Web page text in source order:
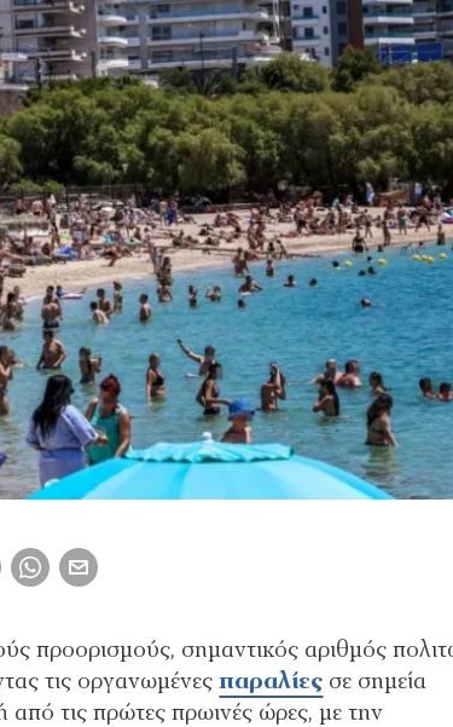
προορισμούς, σημαντικός αριθμός
τις οργανωμένεςπαραλίες σε σημεία
από τις πρώτες πρωινές ώρες, με την